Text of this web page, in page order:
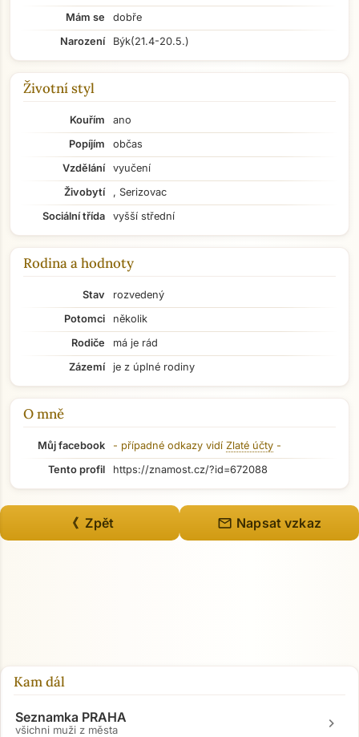
Mám se
dobře
Narození
Býk(21.4-20.5.)
Životní styl
Kouřím
ano
Popíjím
občas
Vzdělání
vyučení
Živobytí
, Serizovac
Sociální třída
vyšší střední
Rodina a hodnoty
Stav
rozvedený
Potomci
několik
Rodiče
má je rád
Zázemí
je z úplné rodiny
O mně
Můj facebook - případné odkazy vidí Zlaté účty -
Tento profil
https://znamost.cz/?id=672088
《 Zpět mail Napsat vzkaz
Kam dál
Seznamka PRAHA
všichni muži z města chevron_right